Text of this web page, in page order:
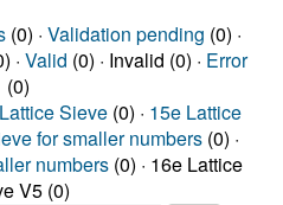
(0) · Validation pending (0) ·
· Valid (0) · Invalid (0) · Error
(0)
Sieve (0) · 15e Lattice
for smaller numbers (0) ·
numbers (0) · 16e Lattice
V5 (0)